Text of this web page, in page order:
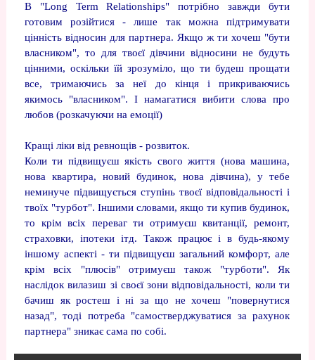
В "Long Term Relationships" потрібно завжди бути
готовим розійтися - лише так можна підтримувати
цінність відносин для партнера. Якщо ж ти хочеш "бути
власником", то для твоєї дівчини відносини не будуть
цінними, оскільки їй зрозуміло, що ти будеш прощати
все, тримаючись за неї до кінця і прикриваючись
якимось "власником". І намагатися вибити слова про
любов (розкачуючи на емоції)
Кращі ліки від ревнощів - розвиток.
Коли ти підвищуєш якість свого життя (нова машина,
нова квартира, новий будинок, нова дівчина), у тебе
неминуче підвищується ступінь твоєї відповідальності і
твоїх "турбот". Іншими словами, якщо ти купив будинок,
то крім всіх переваг ти отримуєш квитанції, ремонт,
страховки, іпотеки ітд. Також працює і в будь-якому
іншому аспекті - ти підвищуєш загальний комфорт, але
крім всіх "плюсів" отримуєш також "турботи". Як
наслідок вилазиш зі своєї зони відповідальності, коли ти
бачиш як ростеш і ні за що не хочеш "повернутися
назад", тоді потреба "самостверджуватися за рахунок
партнера" зникає сама по собі.